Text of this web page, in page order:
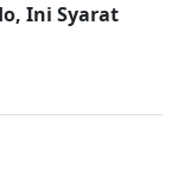
Ini Syarat